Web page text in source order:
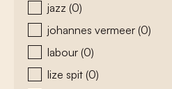
jazz (0)
johannes vermeer (0)
labour (0)
lize spit (0)